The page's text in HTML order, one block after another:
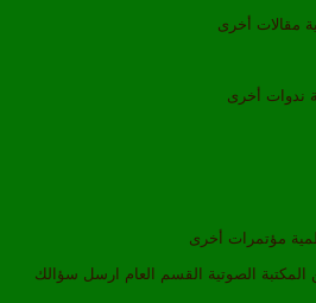
مقالات أخرى
ندوات أخرى
مؤتمرات أخرى
المكتبة الصوتية القسم العام ارسل سؤالك